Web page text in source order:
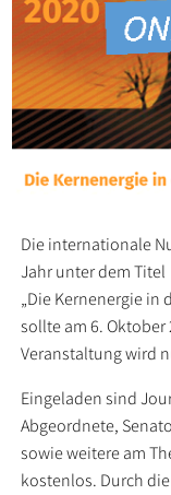
Die internationale
Jahr unter dem Titel
„Die Kernenergie in
sollte am 6.
Veranstaltung wird
Eingeladen sind
Abgeordnete,
sowie weitere am
kostenlos. Durch